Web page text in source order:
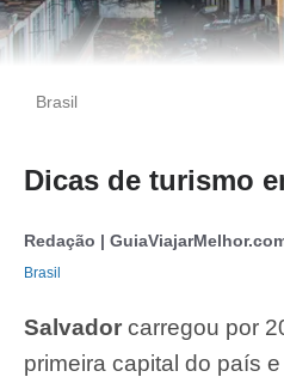
Brasil
Dicas de turismo
Redação |
Brasil
Salvador carregou por
primeira capital do país